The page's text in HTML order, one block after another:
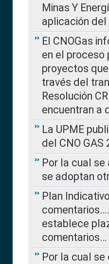
Minas Y
aplicación
El CNOGas
en el proceso
proyectos
través del
Resolución
encuentran a
La UPME
del CNO
Por la cual
se adoptan
Plan
establece
comentarios…
Por la cual